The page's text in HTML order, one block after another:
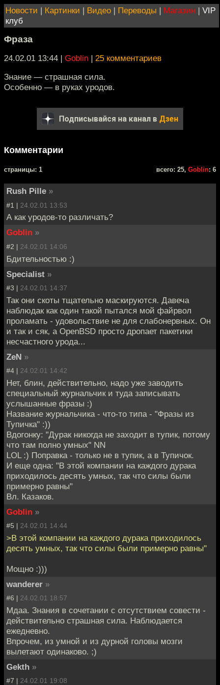
Новости | Картинки | Видео | Переводы | Магазин | VIP
клуб
Фраза
24.02.01 13:44 | Goblin | 25 комментариев
Знание — страшная сила.
Особенно — в руках уродов.
Подписывайся на канал в Дзен
Комментарии
cтраницы: 1 всего: 25, Goblin: 6
Rush Pille »
#1 | 24.02.01 13:53
А как уродов-то различать?
Goblin »
#2 | 24.02.01 14:06
Бдительностью :)
Specialist »
#3 | 24.02.01 14:37
Так они скоты тщательно маскируются. Давеча
наблюдак как один такой пытался мой файрвол
проламать - удовольствие не для слабонервных. Он
и так и сяк, а OpenBSD просто дропает пакетики
несчастного урода...
ZeN »
#4 | 24.02.01 14:42
Нет, блин, действительно, надо уже заводить
специальный журнальчик и туда записывать
услышанные фразы :)
Название журнальчика - что-то типа - "Фразы из
Тупичка" :))
Вдогонку: "Дурак никогда не заходит в тупик, потому
что там полно умных" NN
LOL :) Поправка - только не в тупик, а в Тупичок.
И еще одна: "В этой компании на каждого дурака
приходилось десять умных, так что силы были
примерно равны"
Вл. Казаков.
Goblin »
#5 | 24.02.01 14:44
>В этой компании на каждого дурака приходилось
десять умных, так что силы были примерно равны"
Мощно :)))
wanderer »
#6 | 24.02.01 18:57
Мдаа. Знания в сочетании с отсутствием совести -
действительно страшная сила. Наблюдается
ежедневно.
Впрочем, из умной и из дурной головы мозги
вылетают одинаково. ;)
Gekth »
#7 | 24.02.01 19:08